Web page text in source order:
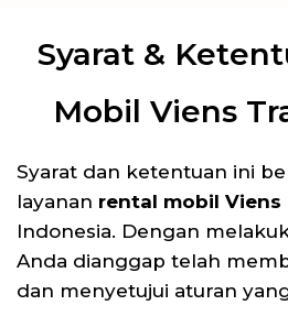
Syarat &
Mobil Viens
Syarat dan ketentuan ini
layanan rental mobil Viens
Indonesia. Dengan
Anda dianggap telah
dan menyetujui aturan